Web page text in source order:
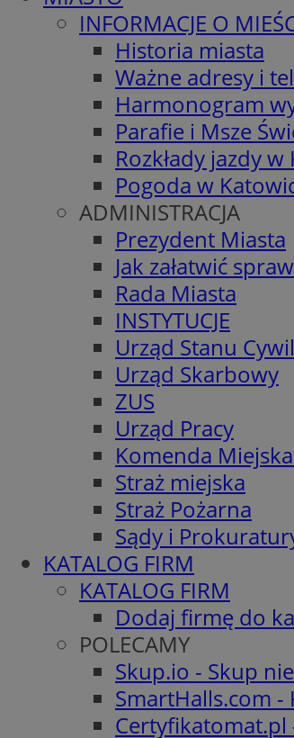
INFORMACJE O
Historia miasta
Ważne adresy i
Harmonogram
Parafie i Msze
Rozkłady jazdy
Pogoda w
ADMINISTRACJA
Prezydent Miasta
Jak załatwić
Rada Miasta
INSTYTUCJE
Urząd Stanu
Urząd Skarbowy
ZUS
Urząd Pracy
Komenda
Straż miejska
Straż Pożarna
Sądy i
KATALOG FIRM
KATALOG FIRM
Dodaj firmę do
POLECAMY
Skup.io - Skup
SmartHalls.com
Certyfikatomat.pl